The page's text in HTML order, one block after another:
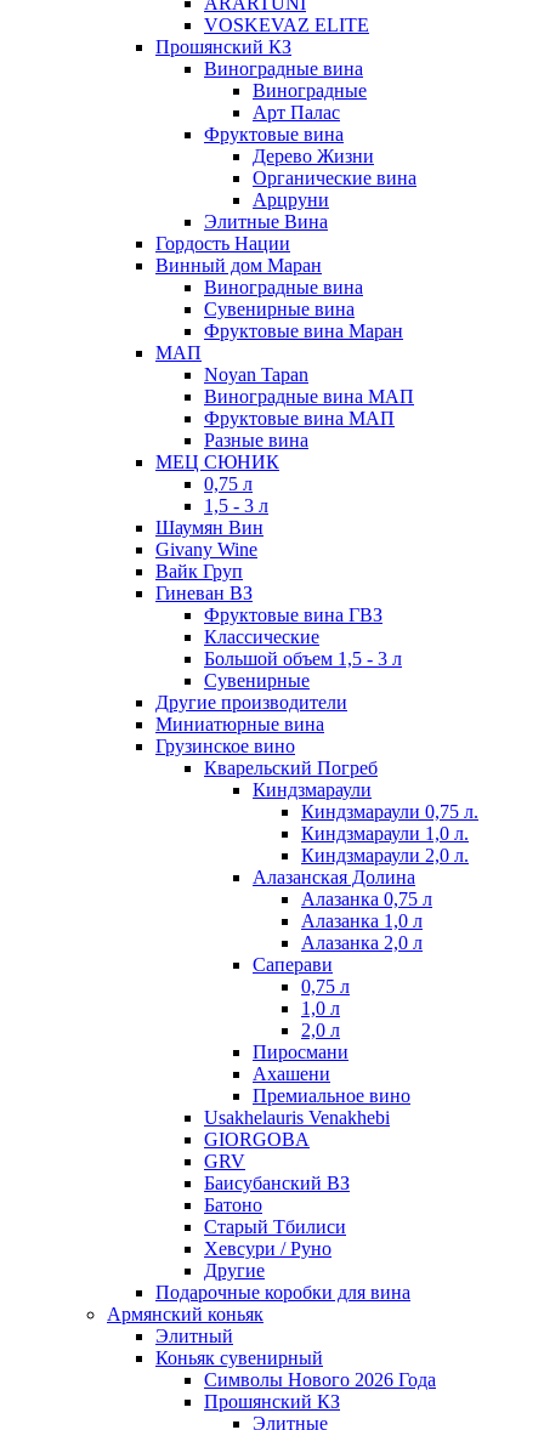
VOSKEVAZ ELITE
Прошянский КЗ
Виноградные вина
Виноградные
Арт Палас
Фруктовые вина
Дерево Жизни
Органические вина
Арцруни
Элитные Вина
Гордость Нации
Винный дом Маран
Виноградные вина
Сувенирные вина
Фруктовые вина Маран
МАП
Noyan Tapan
Виноградные вина МАП
Фруктовые вина МАП
Разные вина
МЕЦ СЮНИК
0,75 л
1,5 - 3 л
Шаумян Вин
Givany Wine
Вайк Груп
Гиневан ВЗ
Фруктовые вина ГВЗ
Классические
Большой объем 1,5 - 3 л
Сувенирные
Другие производители
Миниатюрные вина
Грузинское вино
Кварельский Погреб
Киндзмараули
Киндзмараули 0,75 л.
Киндзмараули 1,0 л.
Киндзмараули 2,0 л.
Алазанская Долина
Алазанка 0,75 л
Алазанка 1,0 л
Алазанка 2,0 л
Саперави
0,75 л
1,0 л
2,0 л
Пиросмани
Ахашени
Премиальное вино
Usakhelauris Venakhebi
GIORGOBA
GRV
Баисубанский ВЗ
Батоно
Старый Тбилиси
Хевсури / Руно
Другие
Подарочные коробки для вина
Армянский коньяк
Элитный
Коньяк сувенирный
Символы Нового 2026 Года
Прошянский КЗ
Элитные